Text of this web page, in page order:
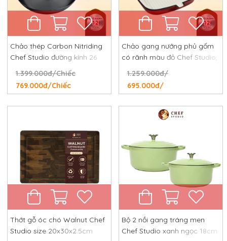
Chảo thép Carbon Nitriding
Chef Studio đường kính 26
cm, chống dính tự nhiên,
chống rỉ, chống xước
1.399.000đ/Chiếc
769.000đ/Chiếc
Chảo gang nướng phủ gốm
có rãnh màu đỏ Chef Studio,
đường kính 24 cm
1.259.000đ/
695.000đ/
Thớt gỗ óc chó Walnut Chef
Studio size 20x30x2.5cm
Bộ 2 nồi gang tráng men
Chef Studio xanh ngọc 18cm